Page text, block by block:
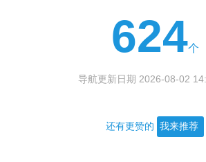
624个
导航更新日期 2026-08-02
还有更赞的 我来推荐